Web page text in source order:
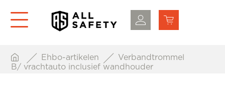
Ehbo-artikelen
Verbandtrommel
B/ vrachtauto inclusief wandhouder